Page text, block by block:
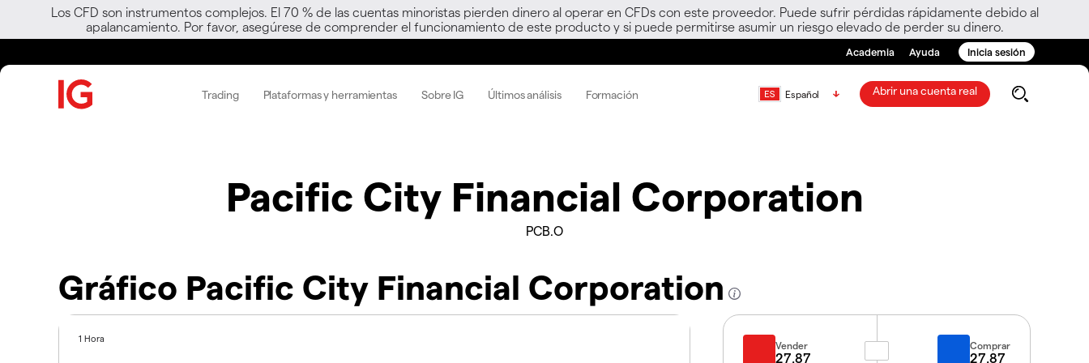
Los CFD son instrumentos complejos. El 70 % de las cuentas minoristas pierden dinero al operar en CFDs con este proveedor. Puede sufrir pérdidas rápidamente debido al
apalancamiento. Por favor, asegúrese de comprender el funcionamiento de este producto y si puede permitirse asumir un riesgo elevado de perder su dinero.
Academia Ayuda Inicia sesión
Trading Plataformas y herramientas Sobre IG Últimos análisis Formación Español Abrir una cuenta real
Pacific City Financial Corporation
PCB.O
Gráfico Pacific City Financial Corporation
1 Hora
Vender
27.87
Comprar
27.87